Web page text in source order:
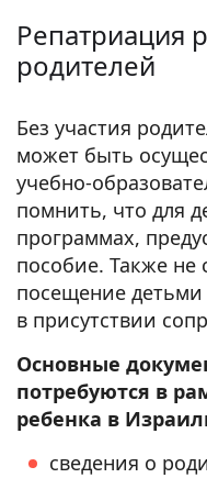
Репатриация
родителей
Без участия
может быть
учебно-
помнить, что для
программах,
пособие. Также не
посещение
в присутствии
Основные
потребуются в
ребенка в
сведения о